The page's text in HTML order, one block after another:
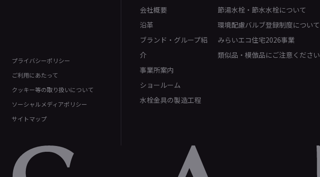
プライバシーポリシー
ご利用にあたって
クッキー等の取り扱いについて
ソーシャルメディアポリシー
サイトマップ
会社概要
沿革
ブランド・グループ紹
介
事業所案内
ショールーム
水栓金具の製造工程
節湯水栓・節水水栓について
環境配慮バルブ登録制度について
みらいエコ住宅2026事業
類似品・模倣品にご注意ください